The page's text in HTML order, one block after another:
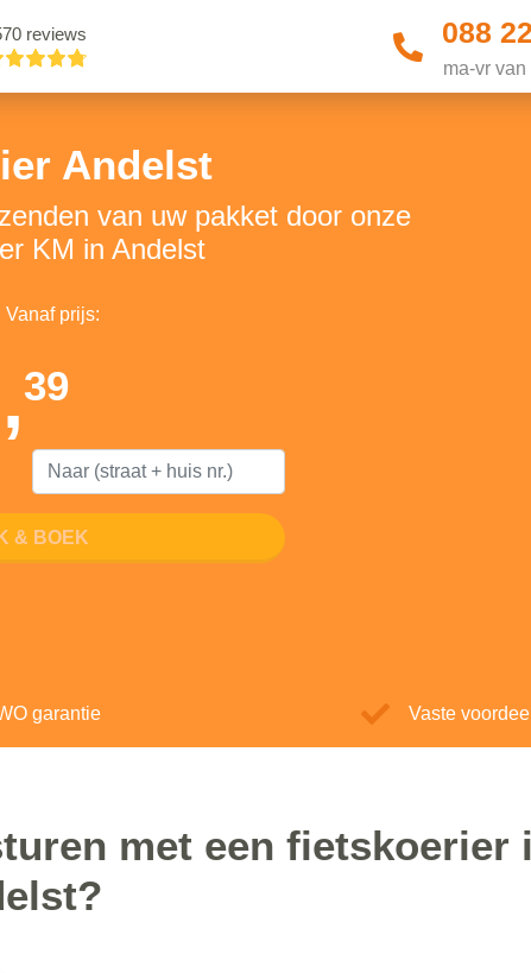
reviews 088
ma-vr van
Andelst
van uw pakket door onze
KM in Andelst
Vanaf prijs:
39
& BOEK
garantie Vaste
met een fietskoerier